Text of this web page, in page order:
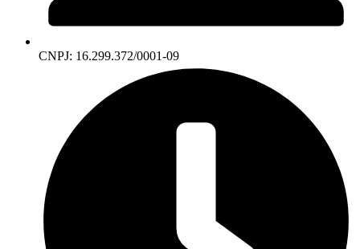
CNPJ: 16.299.372/0001-09